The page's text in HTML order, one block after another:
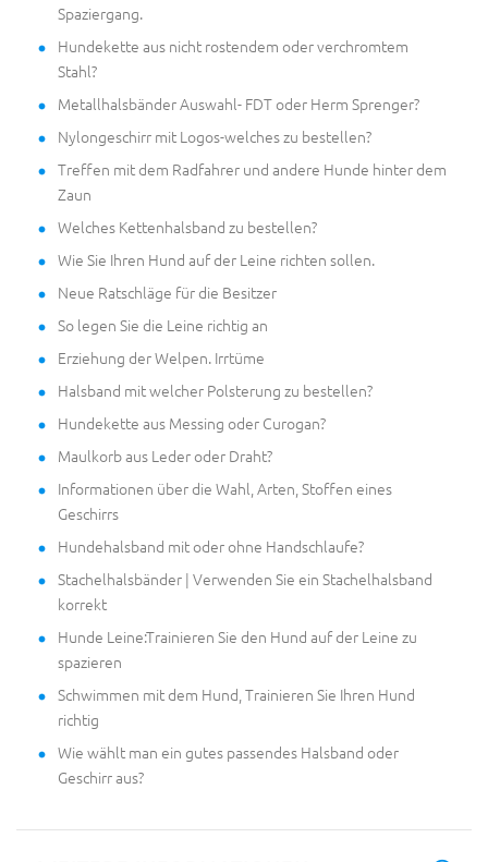
Spaziergang.
Hundekette aus nicht rostendem oder verchromtem
Stahl?
Metallhalsbänder Auswahl- FDT oder Herm Sprenger?
Nylongeschirr mit Logos-welches zu bestellen?
Treffen mit dem Radfahrer und andere Hunde hinter dem
Zaun
Welches Kettenhalsband zu bestellen?
Wie Sie Ihren Hund auf der Leine richten sollen.
Neue Ratschläge für die Besitzer
So legen Sie die Leine richtig an
Erziehung der Welpen. Irrtüme
Halsband mit welcher Polsterung zu bestellen?
Hundekette aus Messing oder Curogan?
Maulkorb aus Leder oder Draht?
Informationen über die Wahl, Arten, Stoffen eines
Geschirrs
Hundehalsband mit oder ohne Handschlaufe?
Stachelhalsbänder | Verwenden Sie ein Stachelhalsband
korrekt
Hunde Leine:Trainieren Sie den Hund auf der Leine zu
spazieren
Schwimmen mit dem Hund, Trainieren Sie Ihren Hund
richtig
Wie wählt man ein gutes passendes Halsband oder
Geschirr aus?